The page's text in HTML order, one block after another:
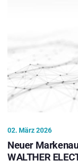
02. März 2026
Neuer
WALTHER